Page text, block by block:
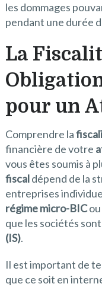
les dommages
pendant une durée
La
pour un
Comprendre la
financière de votre
vous êtes soumis à
fiscaldépend de la
entreprises
régime micro-BICou
que les sociétés sont
(IS).
Il est important de
que ce soit en